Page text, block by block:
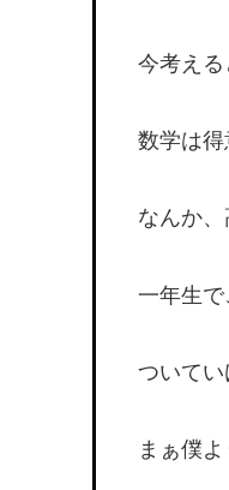
今考える
数学は得
なんか、
一年生で
ついて
まぁ僕